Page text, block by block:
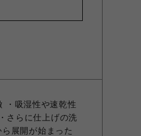
・吸湿性や速乾性
さらに仕上げの洗
展開が始まった